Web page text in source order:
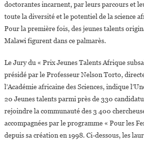
doctorantes incarnent, par leurs parcours et
toute la diversité et le potentiel de la science
Pour la première fois, des jeunes talents
Malawi figurent dans ce palmarès.
Le Jury du « Prix Jeunes Talents Afrique
présidé par le Professeur Nelson Torto,
l’Académie africaine des Sciences, indique
20 Jeunes talents parmi près de 330
rejoindre la communauté des 3 400
accompagnées par le programme « Pour les
depuis sa création en 1998. Ci-dessous, les